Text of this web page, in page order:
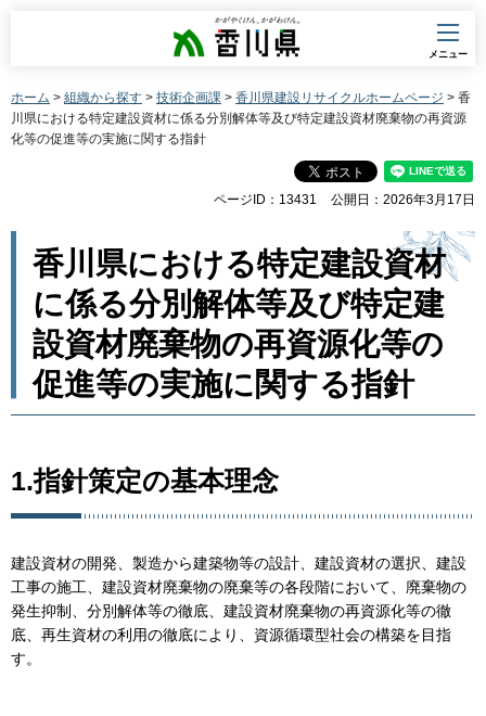
香川県
メニュー
ホーム > 組織から探す > 技術企画課 > 香川県建設リサイクルホームページ > 香
川県における特定建設資材に係る分別解体等及び特定建設資材廃棄物の再資源
化等の促進等の実施に関する指針
ページID：13431 公開日：2026年3月17日
香川県における特定建設資材
に係る分別解体等及び特定建
設資材廃棄物の再資源化等の
促進等の実施に関する指針
1.指針策定の基本理念
建設資材の開発、製造から建築物等の設計、建設資材の選択、建設
工事の施工、建設資材廃棄物の廃棄等の各段階において、廃棄物の
発生抑制、分別解体等の徹底、建設資材廃棄物の再資源化等の徹
底、再生資材の利用の徹底により、資源循環型社会の構築を目指
す。